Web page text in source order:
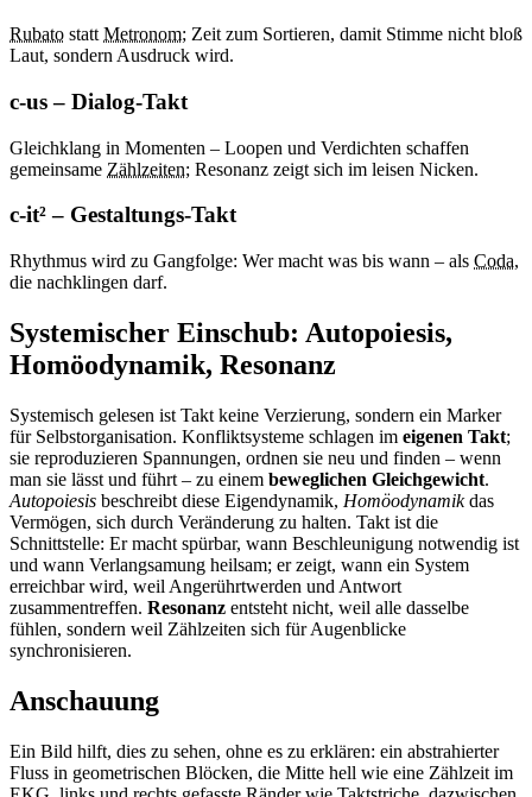
Rubato statt Metronom; Zeit zum Sortieren, damit Stimme nicht bloß
Laut, sondern Ausdruck wird.
c-us – Dialog-Takt
Gleichklang in Momenten – Loopen und Verdichten schaffen
gemeinsame Zählzeiten; Resonanz zeigt sich im leisen Nicken.
c-it² – Gestaltungs-Takt
Rhythmus wird zu Gangfolge: Wer macht was bis wann – als Coda,
die nachklingen darf.
Systemischer Einschub: Autopoiesis,
Homöodynamik, Resonanz
Systemisch gelesen ist Takt keine Verzierung, sondern ein Marker
für Selbstorganisation. Konfliktsysteme schlagen im eigenen Takt;
sie reproduzieren Spannungen, ordnen sie neu und finden – wenn
man sie lässt und führt – zu einem beweglichen Gleichgewicht.
Autopoiesis beschreibt diese Eigendynamik, Homöodynamikdas
Vermögen, sich durch Veränderung zu halten. Takt ist die
Schnittstelle: Er macht spürbar, wann Beschleunigung notwendig ist
und wann Verlangsamung heilsam; er zeigt, wann ein System
erreichbar wird, weil Angerührtwerden und Antwort
zusammentreffen. Resonanz entsteht nicht, weil alle dasselbe
fühlen, sondern weil Zählzeiten sich für Augenblicke
synchronisieren.
Anschauung
Ein Bild hilft, dies zu sehen, ohne es zu erklären: ein abstrahierter
Fluss in geometrischen Blöcken, die Mitte hell wie eine Zählzeit im